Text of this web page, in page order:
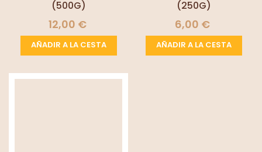
(500G)
12,00 €
AÑADIR A LA CESTA
(250G)
6,00 €
AÑADIR A LA CESTA